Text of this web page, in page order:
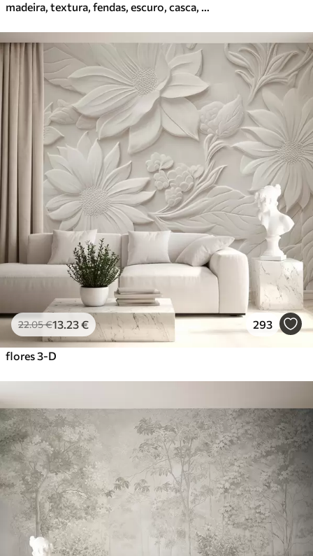
22.05€13 .23€ 293
flores 3-D